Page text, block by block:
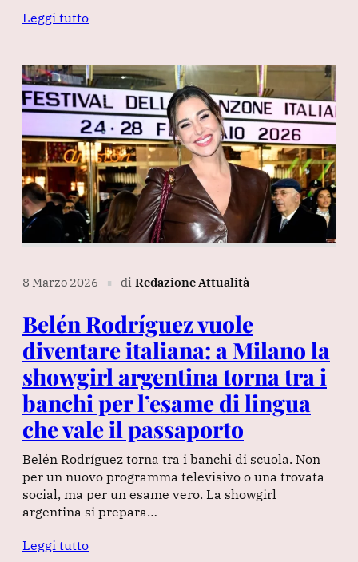
Leggi tutto
8 Marzo 2026 ∎ di Redazione Attualità
Belén Rodríguez vuole
diventare italiana: a Milano la
showgirl argentina torna tra i
banchi per l’esame di lingua
che vale il passaporto
Belén Rodríguez torna tra i banchi di scuola. Non
per un nuovo programma televisivo o una trovata
social, ma per un esame vero. La showgirl
argentina si prepara…
Leggi tutto